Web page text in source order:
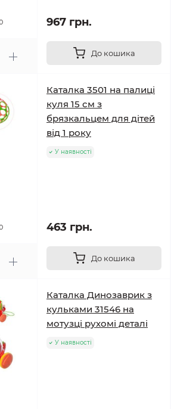
967 грн.
До кошика
Каталка 3501 на палиці
куля 15 см з
брязкальцем для дітей
від 1 року
У наявності
463 грн.
До кошика
Каталка Динозаврик з
кульками 31546 на
мотузці рухомі деталі
У наявності